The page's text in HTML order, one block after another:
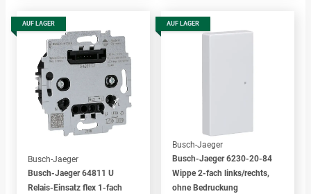
AUF LAGER
Busch-Jaeger
Busch-Jaeger 64811 U
Relais-Einsatz flex 1-fach
AUF LAGER
Busch-Jaeger
Busch-Jaeger 6230-20-84
Wippe 2-fach links/rechts,
ohne Bedruckung